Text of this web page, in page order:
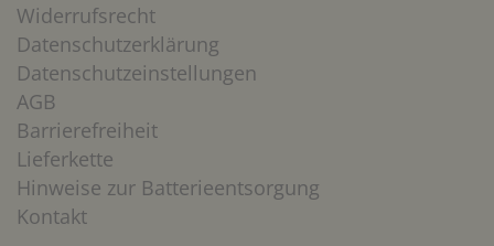
Widerrufsrecht
Datenschutzerklärung
Datenschutzeinstellungen
AGB
Barrierefreiheit
Lieferkette
Hinweise zur Batterieentsorgung
Kontakt